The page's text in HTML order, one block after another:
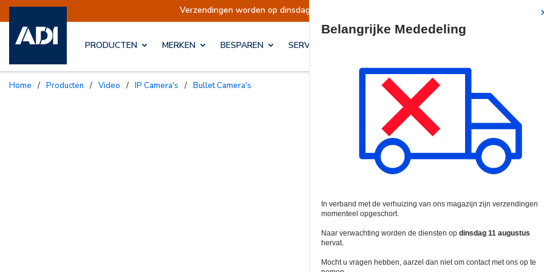
opgeschort Verzendingen worden op dinsdag 11 augustus hervat. Mededeling |
PRODUCTEN MERKEN BESPAREN SERVICES & OPLOSSINGEN
Home / Producten / Video / IP Camera's / Bullet Camera's